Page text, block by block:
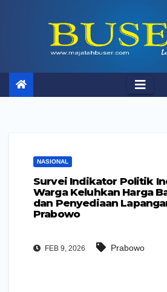
NASIONAL
Survei Indikator Politik
Warga Keluhkan Harga
dan Penyediaan
Prabowo
FEB 9, 2026 Prabowo